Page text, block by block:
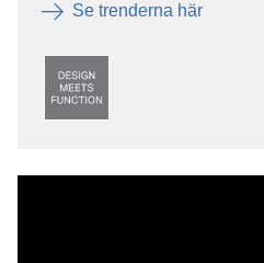
Se trenderna här